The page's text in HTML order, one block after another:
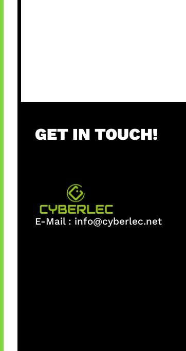
GET IN TOUCH!
E-Mail : info@cyberlec.net